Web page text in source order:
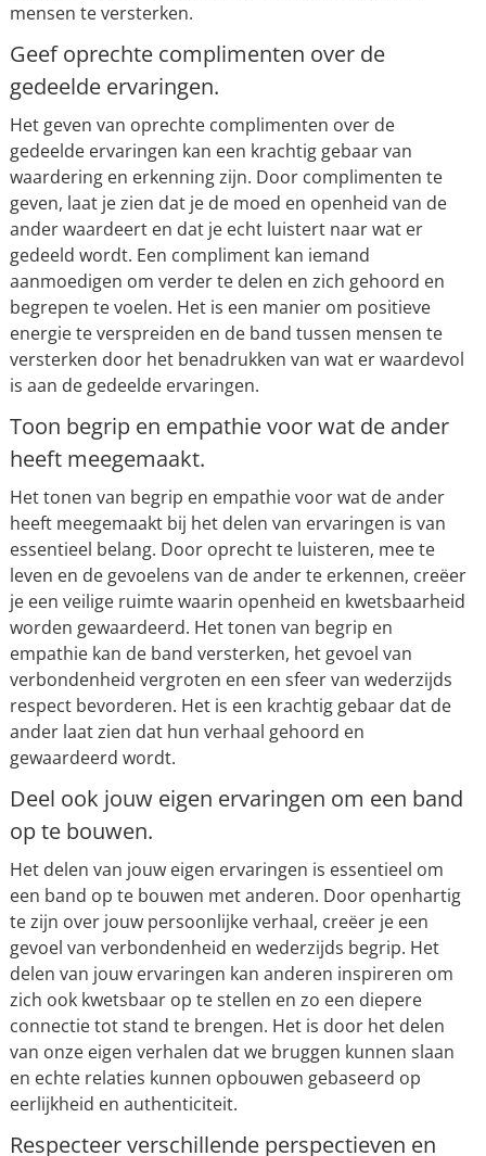
mensen te versterken.
Geef oprechte complimenten over de
gedeelde ervaringen.
Het geven van oprechte complimenten over de
gedeelde ervaringen kan een krachtig gebaar van
waardering en erkenning zijn. Door complimenten te
geven, laat je zien dat je de moed en openheid van de
ander waardeert en dat je echt luistert naar wat er
gedeeld wordt. Een compliment kan iemand
aanmoedigen om verder te delen en zich gehoord en
begrepen te voelen. Het is een manier om positieve
energie te verspreiden en de band tussen mensen te
versterken door het benadrukken van wat er waardevol
is aan de gedeelde ervaringen.
Toon begrip en empathie voor wat de ander
heeft meegemaakt.
Het tonen van begrip en empathie voor wat de ander
heeft meegemaakt bij het delen van ervaringen is van
essentieel belang. Door oprecht te luisteren, mee te
leven en de gevoelens van de ander te erkennen, creëer
je een veilige ruimte waarin openheid en kwetsbaarheid
worden gewaardeerd. Het tonen van begrip en
empathie kan de band versterken, het gevoel van
verbondenheid vergroten en een sfeer van wederzijds
respect bevorderen. Het is een krachtig gebaar dat de
ander laat zien dat hun verhaal gehoord en
gewaardeerd wordt.
Deel ook jouw eigen ervaringen om een band
op te bouwen.
Het delen van jouw eigen ervaringen is essentieel om
een band op te bouwen met anderen. Door openhartig
te zijn over jouw persoonlijke verhaal, creëer je een
gevoel van verbondenheid en wederzijds begrip. Het
delen van jouw ervaringen kan anderen inspireren om
zich ook kwetsbaar op te stellen en zo een diepere
connectie tot stand te brengen. Het is door het delen
van onze eigen verhalen dat we bruggen kunnen slaan
en echte relaties kunnen opbouwen gebaseerd op
eerlijkheid en authenticiteit.
Respecteer verschillende perspectieven en